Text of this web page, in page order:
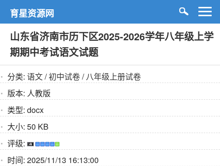
育星资源网
山东省济南市历下区2025-2026学年八年级上学
期期中考试语文试题
分类: 语文/初中试卷/八年级上册试卷
版本: 人教版
类型: docx
大小: 50 KB
评级:
时间: 2025/11/13 16:13:00